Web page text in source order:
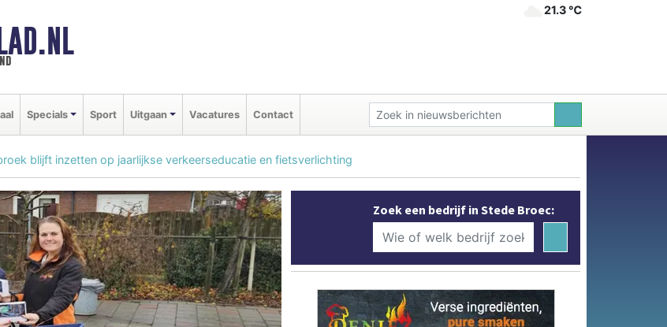
21.3 ℃
Specials Sport Uitgaan Vacatures Contact
blijft inzetten op jaarlijkse verkeerseducatie en fietsverlichting
Zoek een bedrijf in Stede Broec: